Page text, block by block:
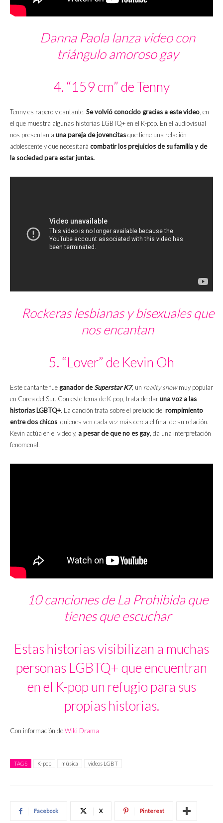
Danna Paola lanza video con
triángulo amoroso gay
4. “159 cm” de Tenny
Tenny es rapero y cantante. Se volvió conocido gracias a este video , en
el que muestra algunas historias LGBTQ+ en el K-pop. En el audiovisual
nos presentan a una pareja de jovencitasque tiene una relación
adolescente y que necesitará combatir los prejuicios de su familia y de
la sociedad para estar juntas.
Rockeras lesbianas y bisexuales que
nos encantan
5. “Lover” de Kevin Oh
Este cantante fueganador deSuperstar K7, un reality showmuy popular
en Corea del Sur. Con este tema de K-pop, trata de daruna voz a las
historias LGBTQ+. La canción trata sobre el preludio del rompimiento
entre dos chicos , quienes ven cada vez más cerca el final de su relación.
Kevin actúa en el video y, a pesar de que no es gay , da una interpretación
fenomenal.
10 canciones de La Prohibida que
tienes que escuchar
Estas historias visibilizan a muchas
personas LGBTQ+ que encuentran
en el K-pop un refugio para sus
propias historias.
Con información deWiki Drama
TAGS K-pop música videos LGBT
Facebook X Pinterest